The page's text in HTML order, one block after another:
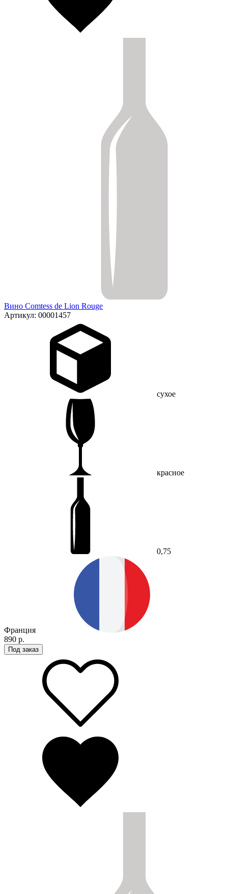
Вино Comtess de Lion Rouge
Артикул: 00001457
сухое
красное
0,75
Франция
890 р.
Под заказ